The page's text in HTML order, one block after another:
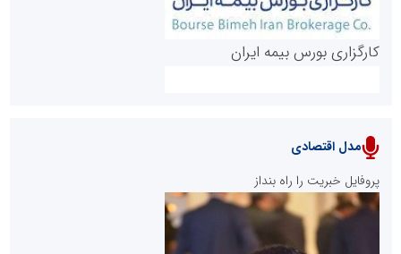
پایگاه خبری نهضت ملی مسکن
کارگزاری بورس بیمه ایران
مدل اقتصادی
پروفایل خبریت را راه بنداز